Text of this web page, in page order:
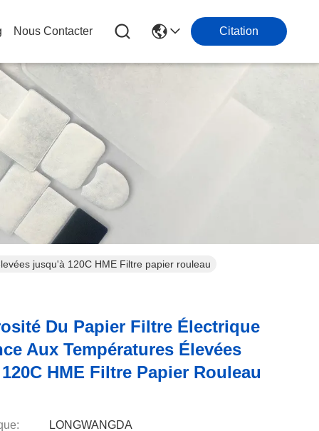
Nous Contacter Citation
jusqu'à 120C HME Filtre papier rouleau
Du Papier Filtre Électrique
Aux Températures Élevées
HME Filtre Papier Rouleau
LONGWANGDA